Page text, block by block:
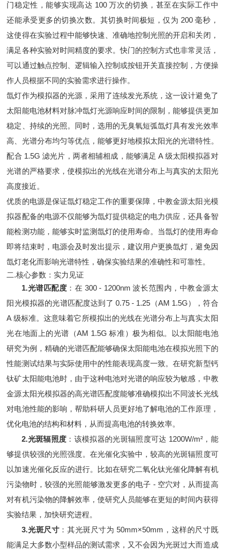
门稳定性，能够实现高达 100 万次的切换，甚至在实际工作中
还能承受更多的切换次数。其切换时间极短，仅为 200 毫秒，
这使得在实验过程中能够快速、准确地控制光照的开启和关闭，
满足各种实验对时间精度的要求。快门的控制方式也非常灵活，
可以通过触点控制、逻辑输入控制或按钮开关直接控制，方便操
作人员根据不同的实验需求进行操作。
氙灯作为模拟器的光源，采用了连续发光系统，这一设计避免了
太阳能电池材料对脉冲氙灯光源响应时间的限制，能够提供更加
稳定、持续的光照。同时，选用的无臭氧短弧氙灯具有发光效率
高、光谱分布均匀等优点，能够更好地模拟太阳光的光谱特性。
配合 1.5G 滤光片，两者相辅相成，能够满足 A 级太阳模拟器对
光谱的严格要求，使模拟出的光线在光谱分布上与真实的太阳光
高度接近。
优质的电源是保证氙灯稳定工作的重要保障，中教金源太阳光模
拟器配备的电源不仅能够为氙灯提供稳定的电力供应，还具备智
能检测功能，能够实时监测氙灯的使用寿命。当氙灯的使用寿命
即将结束时，电源会及时发出提示，建议用户更换氙灯，避免因
氙灯老化而影响光谱特性，确保实验结果的准确性和可靠性。
二.核心参数：实力见证
1.光谱匹配度 ：在 300 - 1200nm 波长范围内，中教金源太
阳光模拟器的光谱匹配度达到了 0.75 - 1.25（AM 1.5G），符合
A 级标准。这意味着它所模拟出的光线在光谱分布上与真实太阳
光在地面上的光谱（AM 1.5G 标准）极为相似。以太阳能电池
研究为例，精确的光谱匹配能够确保太阳能电池在模拟光照下的
性能测试结果与实际使用中的性能表现高度一致。在研究新型钙
钛矿太阳能电池时，由于这种电池对光谱的响应较为敏感，中教
金源太阳光模拟器的高光谱匹配度能够准确模拟出不同波长光线
对电池性能的影响，帮助科研人员更好地了解电池的工作原理，
优化电池的结构和材料，从而提高电池的转换效率。
2.光斑辐照度 ：该模拟器的光斑辐照度可达 1200W/m²，能
够提供较强的光照强度。在光催化实验中，较高的光斑辐照度可
以加速光催化反应的进行。比如在研究二氧化钛光催化降解有机
污染物时，较强的光照能够激发更多的电子 - 空穴对，从而提高
对有机污染物的降解效率，使研究人员能够在更短的时间内获得
实验结果，加快研究进程。
3.光斑尺寸 ：其光斑尺寸为 50mm×50mm，这样的尺寸既
能满足大多数小型样品的测试需求，又不会因为光斑过大而造成